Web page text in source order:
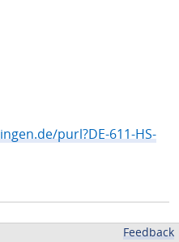
purl?DE-611-HS-
Feedback